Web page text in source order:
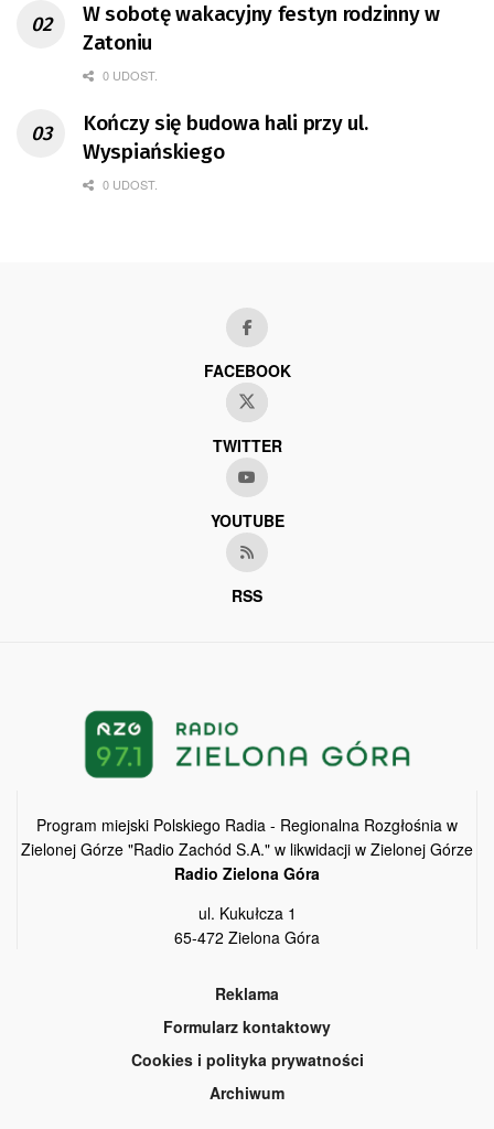
W sobotę wakacyjny festyn rodzinny w
Zatoniu
0 UDOST.
Kończy się budowa hali przy ul.
Wyspiańskiego
0 UDOST.
FACEBOOK
TWITTER
YOUTUBE
RSS
Program miejski Polskiego Radia - Regionalna Rozgłośnia w
Zielonej Górze "Radio Zachód S.A." w likwidacji w Zielonej Górze
Radio Zielona Góra
ul. Kukułcza 1
65-472 Zielona Góra
Reklama
Formularz kontaktowy
Cookies i polityka prywatności
Archiwum